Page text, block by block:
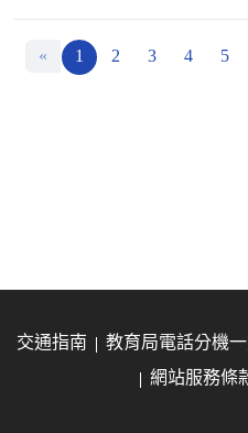
« 1 2 3 4 5
交通指南 教育局電話分機
網站服務條